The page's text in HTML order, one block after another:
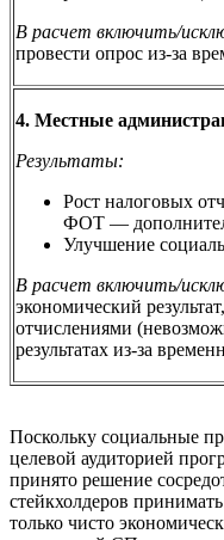
В расчет включить/
провести опрос из-за
4. Местные
Результаты:
Рост налоговых
ФОТ —
Улучшение
В расчет включить/
экономический
отчислениями
результатах из-за
Поскольку социальные
целевой аудиторией
принято решение
стейкхолдеров
только чисто